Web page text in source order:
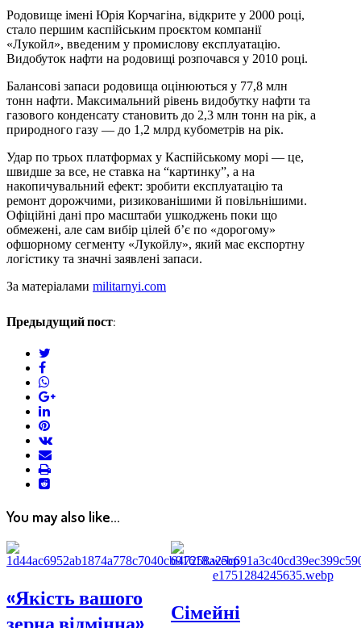
Родовище імені Юрія Корчагіна, відкрите у 2000 році,
стало першим каспійським проєктом компанії
«Лукойл», введеним у промислову експлуатацію.
Видобуток нафти на родовищі розпочався у 2010 році.
Балансові запаси родовища оцінюються у 77,8 млн
тонн нафти. Максимальний рівень видобутку нафти та
газового конденсату становить до 2,3 млн тонн на рік, а
природного газу — до 1,2 млрд кубометрів на рік.
Удар по трьох платформах у Каспійському морі — це,
швидше за все, не ставка на “картинку”, а на
накопичувальний ефект: зробити експлуатацію та
ремонт дорожчими, ризикованішими й повільнішими.
Офіційні дані про масштаби ушкоджень поки що
обмежені, але сам вибір цілей б’є по «дорогому»
офшорному сегменту «Лукойлу», який має експортну
логістику та значні заявлені запаси.
За матеріалами militarnyi.com
Предыдущий пост:
facebook
google+
linkedin
pinterest
vkontakte
email
print
reddit
reddit
You may also like...
«Якість вашого
зерна відмінна».
Сімейні